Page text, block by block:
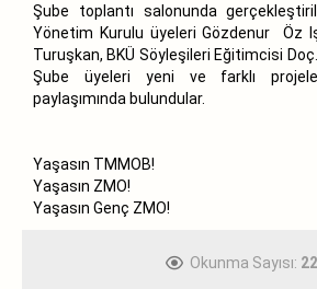
Şube toplantı salonunda
Yönetim Kurulu üyeleri Gözdenur Öz
Turuşkan, BKÜ Söyleşileri Eğitimcisi
Şube üyeleri yeni ve farklı
paylaşımında bulundular.
Yaşasın TMMOB!
Yaşasın ZMO!
Yaşasın Genç ZMO!
Okunma Sayısı: